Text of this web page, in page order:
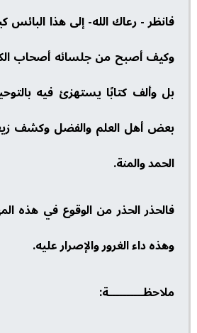
فانظر - رعاك الله- إلى هذا البائس
وكيف أصبح من جلسائه أصحاب
بل وألف كتابًا يستهزئ فيه
بعض أهل العلم والفضل وكشف
الحمد والمنة.
فالحذر الحذر من الوقوع في هذه
وهذه داء الغرور والإصرار عليه.
ملاحظــــــــــة: